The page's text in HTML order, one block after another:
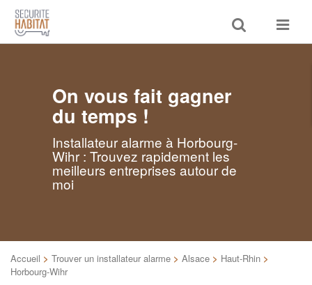
Toggle
search
Toggle
On vous fait gagner
du temps !
Installateur alarme à Horbourg-
Wihr : Trouvez rapidement les
meilleurs entreprises autour de
moi
Accueil > Trouver un installateur alarme > Alsace > Haut-Rhin >
Horbourg-Wihr